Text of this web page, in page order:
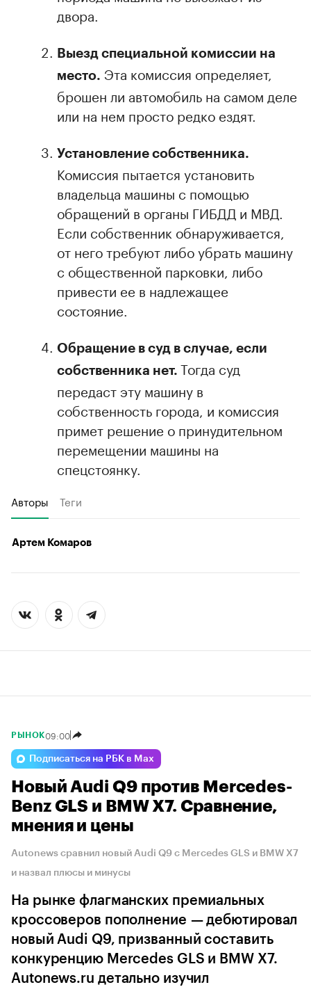
двора.
Выезд специальной комиссии на
место. Эта комиссия определяет,
брошен ли автомобиль на самом деле
или на нем просто редко ездят.
Установление собственника.
Комиссия пытается установить
владельца машины с помощью
обращений в органы ГИБДД и МВД.
Если собственник обнаруживается,
от него требуют либо убрать машину
с общественной парковки, либо
привести ее в надлежащее
состояние.
Обращение в суд в случае, если
собственника нет. Тогда суд
передаст эту машину в
собственность города, и комиссия
примет решение о принудительном
перемещении машины на
спецстоянку.
Авторы Теги
Артем Комаров
РЫНОК09:00
Подписаться на РБК в Max
Новый Audi Q9 против Mercedes-
Benz GLS и BMW X7. Сравнение,
мнения и цены
Autonews сравнил новый Audi Q9 с Mercedes GLS и BMW X7
и назвал плюсы и минусы
На рынке флагманских премиальных
кроссоверов пополнение — дебютировал
новый Audi Q9, призванный составить
конкуренцию Mercedes GLS и BMW X7.
Autonews.ru детально изучил